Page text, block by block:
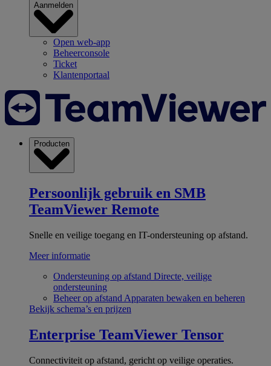
Aanmelden
Open web-app
Beheerconsole
Ticket
Klantenportaal
Producten
Persoonlijk gebruik en SMB
TeamViewer Remote
Snelle en veilige toegang en IT-ondersteuning op afstand.
Meer informatie
Ondersteuning op afstand Directe, veilige
ondersteuning
Beheer op afstand Apparaten bewaken en beheren
Bekijk schema’s en prijzen
Enterprise TeamViewer Tensor
Connectiviteit op afstand, gericht op veilige operaties.